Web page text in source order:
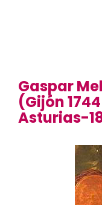
Gaspar
(Gijón
Asturias-